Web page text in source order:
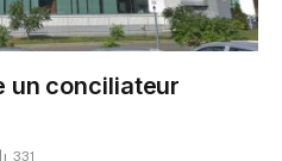
un conciliateur
331